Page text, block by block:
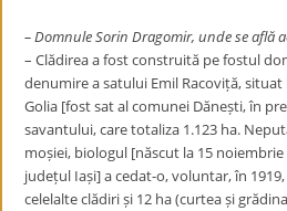
– Domnule Sorin Dragomir, unde se află
– Clădirea a fost construită pe fostul
denumire a satului Emil Racoviță,
Golia [fost sat al comunei Dănești, în
savantului, care totaliza 1.123 ha.
moșiei, biologul [născut la 15 noiembrie
județul Iași] a cedat-o, voluntar, în
celelalte clădiri și 12 ha (curtea și